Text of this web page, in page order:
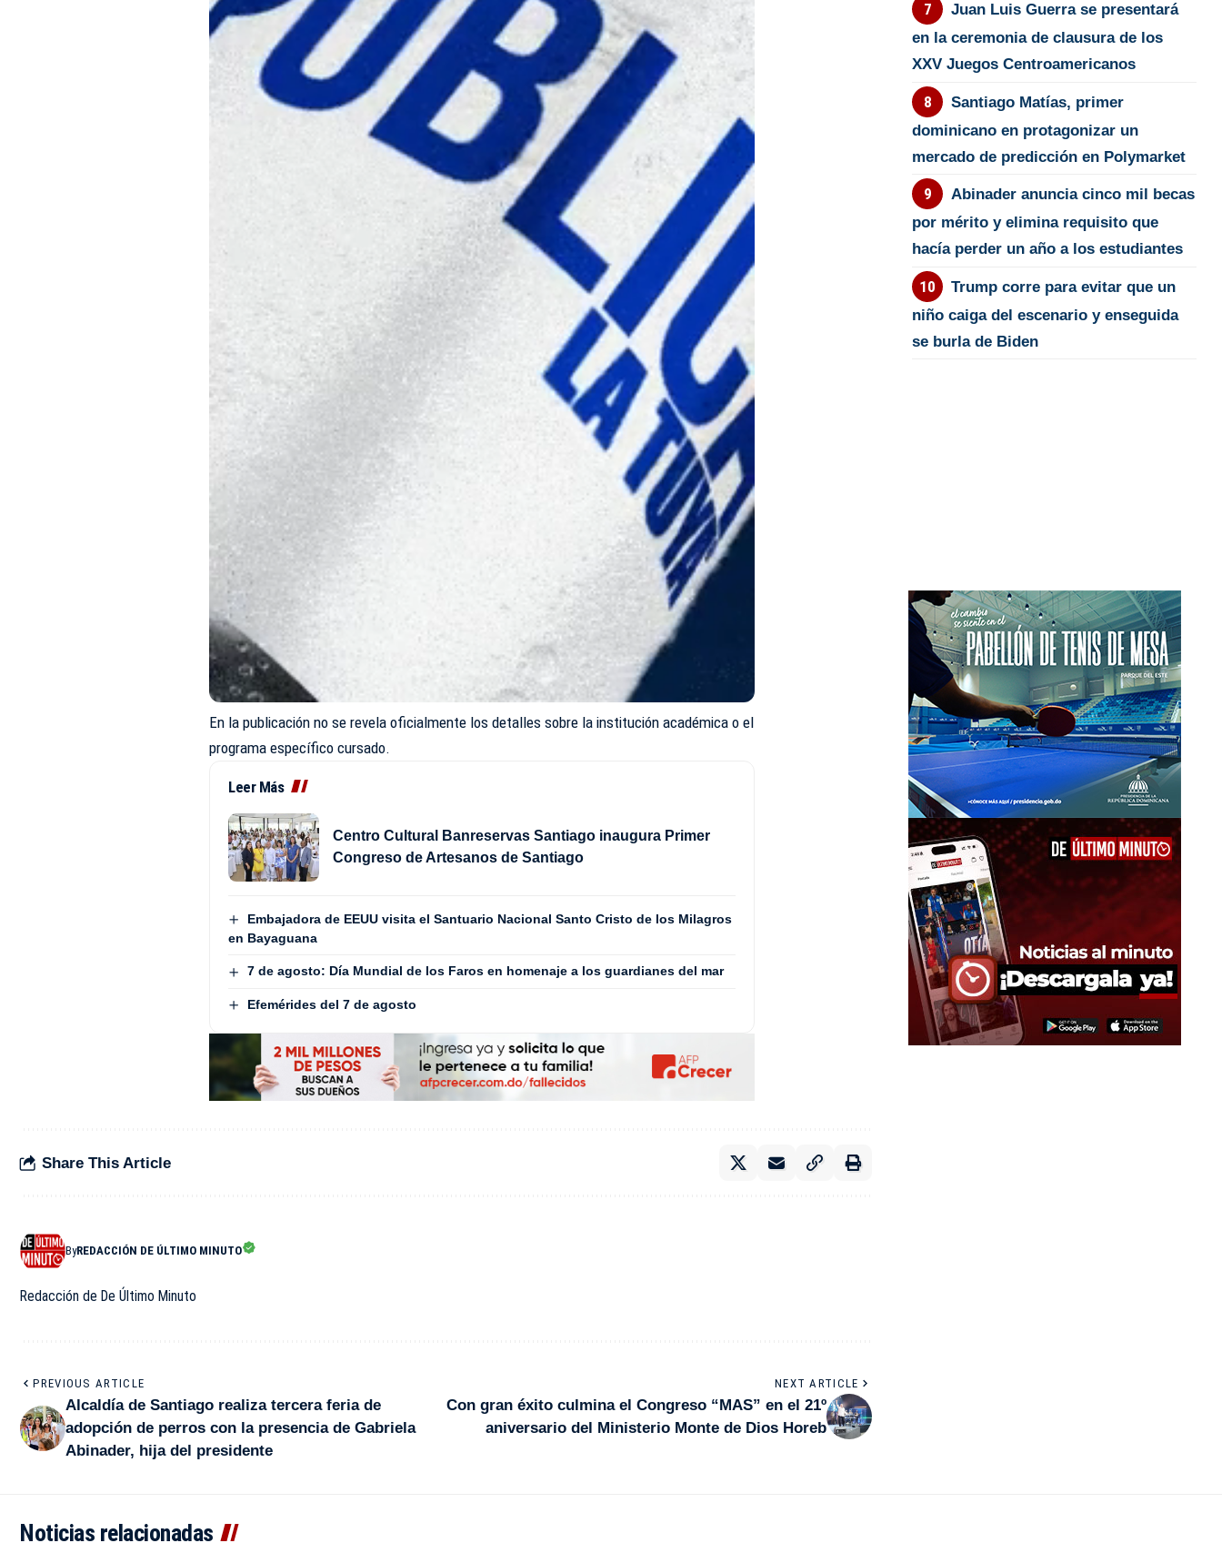
En la publicación no se revela oficialmente los detalles sobre la institución académica o el
programa específico cursado.
Leer Más
Centro Cultural Banreservas Santiago inaugura Primer
Congreso de Artesanos de Santiago
Embajadora de EEUU visita el Santuario Nacional Santo Cristo de los Milagros
en Bayaguana
7 de agosto: Día Mundial de los Faros en homenaje a los guardianes del mar
Efemérides del 7 de agosto
Share This Article
ByREDACCIÓN DE ÚLTIMO MINUTO
Redacción de De Último Minuto
PREVIOUS ARTICLE
Alcaldía de Santiago realiza tercera feria de
adopción de perros con la presencia de Gabriela
Abinader, hija del presidente
NEXT ARTICLE
Con gran éxito culmina el Congreso “MAS” en el 21º
aniversario del Ministerio Monte de Dios Horeb
Juan Luis Guerra se presentará
en la ceremonia de clausura de los
XXV Juegos Centroamericanos
Santiago Matías, primer
dominicano en protagonizar un
mercado de predicción en Polymarket
Abinader anuncia cinco mil becas
por mérito y elimina requisito que
hacía perder un año a los estudiantes
Trump corre para evitar que un
niño caiga del escenario y enseguida
se burla de Biden
Noticias relacionadas